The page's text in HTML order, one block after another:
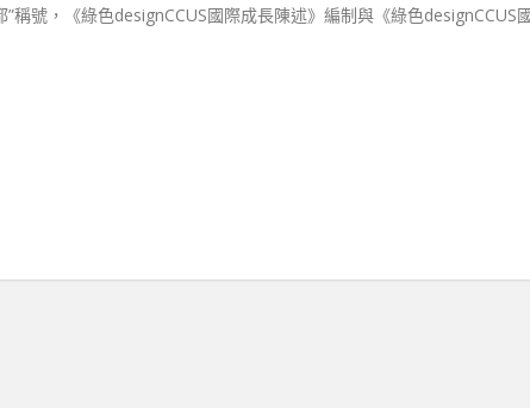
稱號，《綠色designCCUS國際成長陳述》編制與《綠色designCCUS